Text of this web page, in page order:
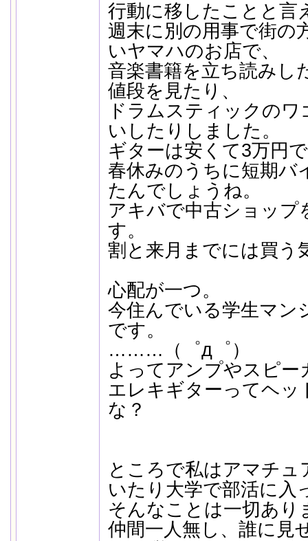
行動に移したことと言
週末に別の用事で街の
いヤマハのお店で、
音楽書籍を立ち読みし
値段を見たり、
ドラムスティックの
いしたりしました。
ギターは安くて3万円
春休みのうちに短期バ
たんでしょうね。
アキバで中古ショップ
す。
割と来月までには買う
心配が一つ。
今住んでいる学生マン
です。
………（゜д゜）
よってアンプやスピー
エレキギターってヘッ
な？
ところで私はアマチ
いたり大学で部活に入
そんなことは一切あり
仲間一人無し、誰に見